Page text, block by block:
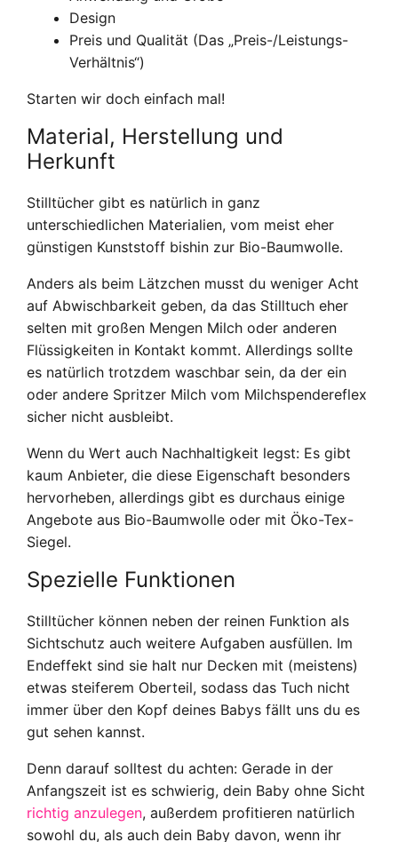
Design
Preis und Qualität (Das „Preis-/Leistungs-
Verhältnis“)
Starten wir doch einfach mal!
Material, Herstellung und
Herkunft
Stilltücher gibt es natürlich in ganz
unterschiedlichen Materialien, vom meist eher
günstigen Kunststoff bishin zur Bio-Baumwolle.
Anders als beim Lätzchen musst du weniger Acht
auf Abwischbarkeit geben, da das Stilltuch eher
selten mit großen Mengen Milch oder anderen
Flüssigkeiten in Kontakt kommt. Allerdings sollte
es natürlich trotzdem waschbar sein, da der ein
oder andere Spritzer Milch vom Milchspendereflex
sicher nicht ausbleibt.
Wenn du Wert auch Nachhaltigkeit legst: Es gibt
kaum Anbieter, die diese Eigenschaft besonders
hervorheben, allerdings gibt es durchaus einige
Angebote aus Bio-Baumwolle oder mit Öko-Tex-
Siegel.
Spezielle Funktionen
Stilltücher können neben der reinen Funktion als
Sichtschutz auch weitere Aufgaben ausfüllen. Im
Endeffekt sind sie halt nur Decken mit (meistens)
etwas steiferem Oberteil, sodass das Tuch nicht
immer über den Kopf deines Babys fällt uns du es
gut sehen kannst.
Denn darauf solltest du achten: Gerade in der
Anfangszeit ist es schwierig, dein Baby ohne Sicht
richtig anzulegen, außerdem profitieren natürlich
sowohl du, als auch dein Baby davon, wenn ihr